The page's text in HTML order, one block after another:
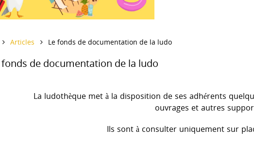
Accueil
Articles Le fonds de documentation de la ludo
fonds de documentation de la ludo
La ludothèque met à la disposition de ses adhérents
ouvrages et autres
Ils sont à consulter uniquement sur